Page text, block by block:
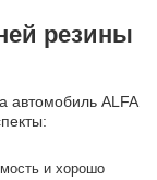
резины
автомобиль ALFA
и хорошо